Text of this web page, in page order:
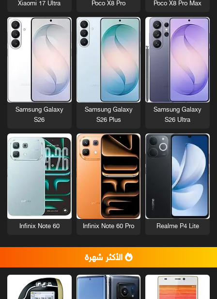
Poco X8 Pro Max
Poco X8 Pro
Xiaomi 17 Ultra
Samsung Galaxy
S26 Ultra
Samsung Galaxy
S26 Plus
Samsung Galaxy
S26
Realme P4 Lite
Infinix Note 60 Pro
Infinix Note 60
الأكثر شهرة